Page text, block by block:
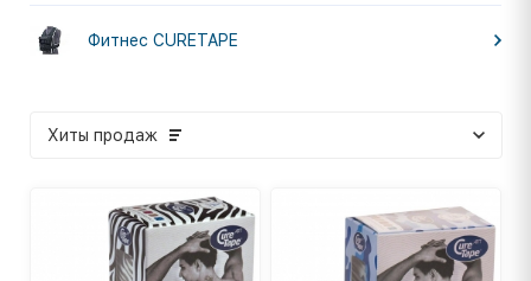
Фитнес CURETAPE
Хиты продаж